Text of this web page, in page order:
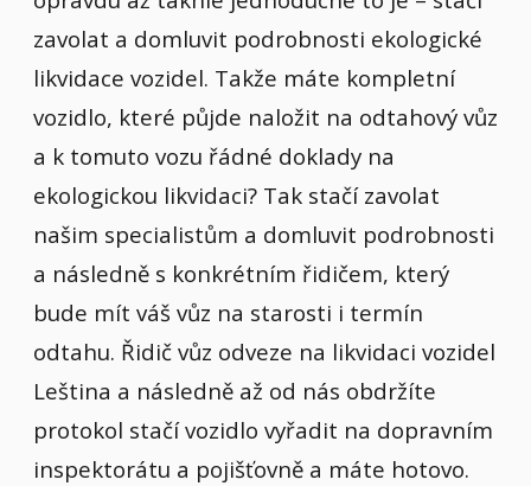
zavolat a domluvit podrobnosti ekologické
likvidace vozidel. Takže máte kompletní
vozidlo, které půjde naložit na odtahový vůz
a k tomuto vozu řádné doklady na
ekologickou likvidaci? Tak stačí zavolat
našim specialistům a domluvit podrobnosti
a následně s konkrétním řidičem, který
bude mít váš vůz na starosti i termín
odtahu. Řidič vůz odveze na likvidaci vozidel
Leština a následně až od nás obdržíte
protokol stačí vozidlo vyřadit na dopravním
inspektorátu a pojišťovně a máte hotovo.